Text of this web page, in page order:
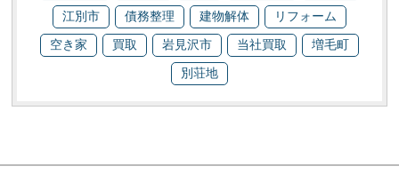
江別市
債務整理 建物解体
リフォーム
空き家
買取 岩見沢市 当社買取
増毛町
別荘地